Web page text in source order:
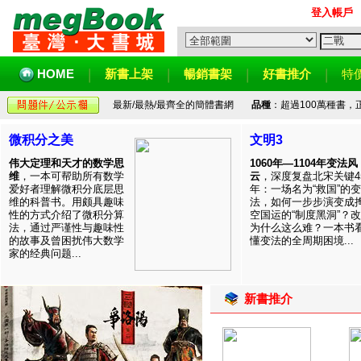
登入帳戶
HOME 新書上架 暢銷書架 好書推介 特
最新/最熱/最齊全的簡體書網 品種：超過100萬種書，
微积分之美
伟大定理和天才的数学思
维 ，一本可帮助所有数学
爱好者理解微积分底层思
维的科普书。用颇具趣味
性的方式介绍了微积分算
法，通过严谨性与趣味性
的故事及曾困扰伟大数学
家的经典问题...
文明3
1060年—1104年变法风
云 ，深度复盘北宋关键
年：一场名为“救国”的变
法，如何一步步演变成
空国运的“制度黑洞”？
为什么这么难？一本书
懂变法的全周期困境...
新書推介